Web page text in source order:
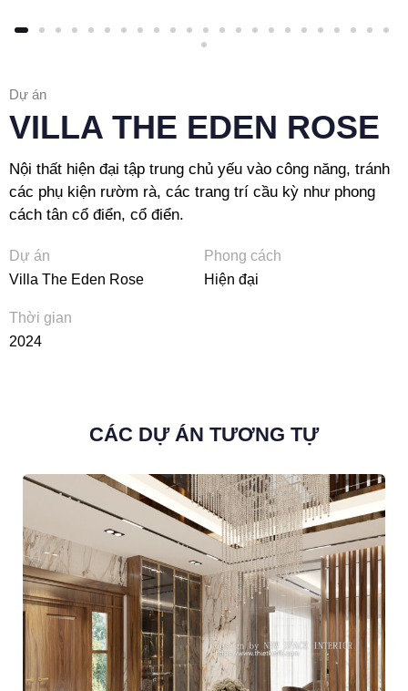
Dự án
VILLA THE EDEN ROSE
Nội thất hiện đại tập trung chủ yếu vào công năng, tránh
các phụ kiện rườm rà, các trang trí cầu kỳ như phong
cách tân cổ điển, cổ điển.
Dự án
Villa The Eden Rose
Phong cách
Hiện đại
Thời gian
2024
CÁC DỰ ÁN TƯƠNG TỰ